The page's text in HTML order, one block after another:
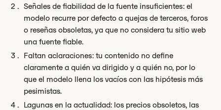
Señales de fiabilidad de la fuente insuficientes: el
modelo recurre por defecto a quejas de terceros, foros
o reseñas obsoletas, ya que no considera tu sitio web
una fuente fiable.
Faltan aclaraciones: tu contenido no define
claramente a quién va dirigido y a quién no, por lo
que el modelo llena los vacíos con las hipótesis más
pesimistas.
Lagunas en la actualidad: los precios obsoletos, las